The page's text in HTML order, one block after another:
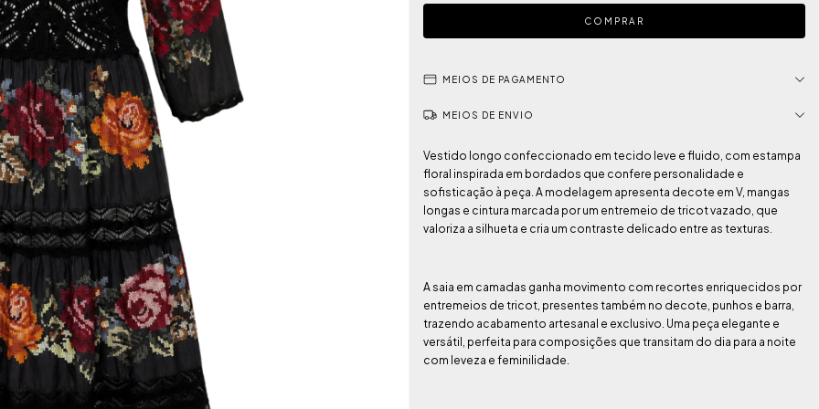
MEIOS DE PAGAMENTO
MEIOS DE ENVIO
Vestido longo confeccionado em tecido leve e fluido, com estampa
floral inspirada em bordados que confere personalidade e
sofisticação à peça. A modelagem apresenta decote em V, mangas
longas e cintura marcada por um entremeio de tricot vazado, que
valoriza a silhueta e cria um contraste delicado entre as texturas.
A saia em camadas ganha movimento com recortes enriquecidos por
entremeios de tricot, presentes também no decote, punhos e barra,
trazendo acabamento artesanal e exclusivo. Uma peça elegante e
versátil, perfeita para composições que transitam do dia para a noite
com leveza e feminilidade.